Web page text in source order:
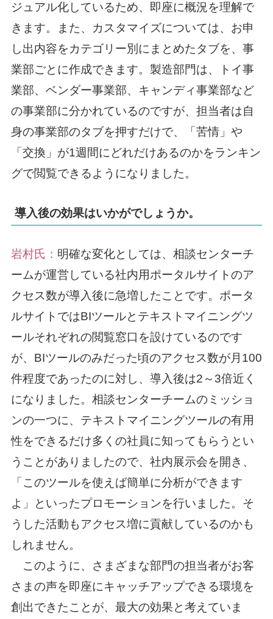
ジュアル化しているため、即座に概況を理解で
きます。また、カスタマイズについては、お申
し出内容をカテゴリー別にまとめたタブを、事
業部ごとに作成できます。製造部門は、トイ事
業部、ベンダー事業部、キャンディ事業部など
の事業部に分かれているのですが、担当者は自
身の事業部のタブを押すだけで、「苦情」や
「交換」が1週間にどれだけあるのかをランキン
グで閲覧できるようになりました。
導入後の効果はいかがでしょうか。
岩村氏： 明確な変化としては、相談センターチ
ームが運営している社内用ポータルサイトのア
クセス数が導入後に急増したことです。ポータ
ルサイトではBIツールとテキストマイニングツ
ールそれぞれの閲覧窓口を設けているのです
が、BIツールのみだった頃のアクセス数が月100
件程度であったのに対し、導入後は2～3倍近く
になりました。相談センターチームのミッショ
ンの一つに、テキストマイニングツールの有用
性をできるだけ多くの社員に知ってもらうとい
うことがありましたので、社内展示会を開き、
「このツールを使えば簡単に分析ができます
よ」といったプロモーションを行いました。そ
うした活動もアクセス増に貢献しているのかも
しれません。
このように、さまざまな部門の担当者がお客
さまの声を即座にキャッチアップできる環境を
創出できたことが、最大の効果と考えていま